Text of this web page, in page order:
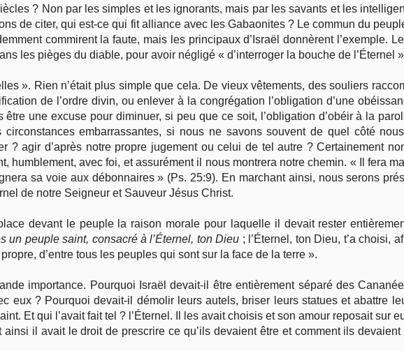
? Non par les simples et les ignorants, mais par les savants et les
de citer, qui est-ce qui fit alliance avec les Gabaonites ? Le commun du
commirent la faute, mais les principaux d’Israël donnèrent l’exemple.
les pièges du diable, pour avoir négligé « d’interroger la bouche de l’Éternel
». Rien n’était plus simple que cela. De vieux vêtements, des souliers
de l’ordre divin, ou enlever à la congrégation l’obligation d’une
une excuse pour diminuer, si peu que ce soit, l’obligation d’obéir à la
embarrassantes, si nous ne savons souvent de quel côté
? agir d’après notre propre jugement ou celui de tel autre ? Certainement
humblement, avec foi, et assurément il nous montrera notre chemin. « Il fera
sa voie aux débonnaires » (Ps. 25:9). En marchant ainsi, nous serons
de notre Seigneur et Sauveur Jésus Christ.
devant le peuple la raison morale pour laquelle il devait rester
un peuple saint, consacré à l’Éternel, ton Dieu ; l’Éternel, ton Dieu, t’a choisi,
d’entre tous les peuples qui sont sur la face de la terre ».
importance. Pourquoi Israël devait-il être entièrement séparé des
eux ? Pourquoi devait-il démolir leurs autels, briser leurs statues et abattre
Et qui l’avait fait tel ? l’Éternel. Il les avait choisis et son amour reposait sur
il avait le droit de prescrire ce qu’ils devaient être et comment ils devaient